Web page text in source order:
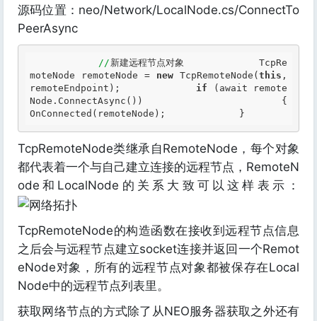
源码位置：neo/Network/LocalNode.cs/ConnectTo
PeerAsync
// 新建远程节点对象             TcpRe
moteNode remoteNode = new TcpRemoteNode( this ,
remoteEndpoint); if (await remote
Node.ConnectAsync())             {
OnConnected(remoteNode);             }
TcpRemoteNode类继承自RemoteNode，每个对象
都代表着一个与自己建立连接的远程节点，RemoteN
ode和LocalNode的关系大致可以这样表示：
TcpRemoteNode的构造函数在接收到远程节点信息
之后会与远程节点建立socket连接并返回一个Remot
eNode对象，所有的远程节点对象都被保存在Local
Node中的远程节点列表里。
获取网络节点的方式除了从NEO服务器获取之外还有